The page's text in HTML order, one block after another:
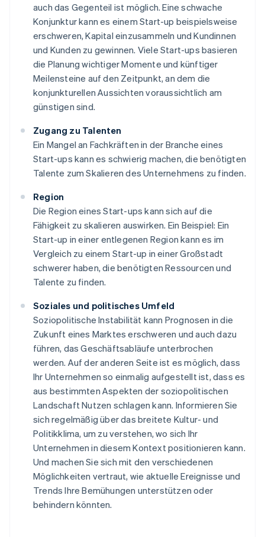
auch das Gegenteil ist möglich. Eine schwache
Konjunktur kann es einem Start-up beispielsweise
erschweren, Kapital einzusammeln und Kundinnen
und Kunden zu gewinnen. Viele Start-ups basieren
die Planung wichtiger Momente und künftiger
Meilensteine auf den Zeitpunkt, an dem die
konjunkturellen Aussichten voraussichtlich am
günstigen sind.
Zugang zu Talenten
Ein Mangel an Fachkräften in der Branche eines
Start-ups kann es schwierig machen, die benötigten
Talente zum Skalieren des Unternehmens zu finden.
Region
Die Region eines Start-ups kann sich auf die
Fähigkeit zu skalieren auswirken. Ein Beispiel: Ein
Start-up in einer entlegenen Region kann es im
Vergleich zu einem Start-up in einer Großstadt
schwerer haben, die benötigten Ressourcen und
Talente zu finden.
Soziales und politisches Umfeld
Soziopolitische Instabilität kann Prognosen in die
Zukunft eines Marktes erschweren und auch dazu
führen, das Geschäftsabläufe unterbrochen
werden. Auf der anderen Seite ist es möglich, dass
Ihr Unternehmen so einmalig aufgestellt ist, dass es
aus bestimmten Aspekten der soziopolitischen
Landschaft Nutzen schlagen kann. Informieren Sie
sich regelmäßig über das breitete Kultur- und
Politikklima, um zu verstehen, wo sich Ihr
Unternehmen in diesem Kontext positionieren kann.
Und machen Sie sich mit den verschiedenen
Möglichkeiten vertraut, wie aktuelle Ereignisse und
Trends Ihre Bemühungen unterstützen oder
behindern könnten.